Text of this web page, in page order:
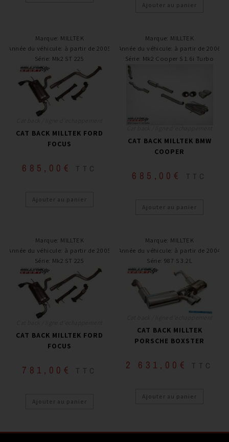
Ajouter au panier
Marque: MILLTEK
Année du véhicule: à partir de 2005
Série: Mk2 ST 225
CAT BACK MILLTEK FORD
FOCUS
685,00 € TTC
Ajouter au panier
Marque: MILLTEK
Année du véhicule: à partir de 2006
Série: Mk2 Cooper S 1.6i Turbo
CAT BACK MILLTEK BMW
COOPER
685,00 € TTC
Ajouter au panier
Marque: MILLTEK
Année du véhicule: à partir de 2005
Série: Mk2 ST 225
CAT BACK MILLTEK FORD
FOCUS
781,00 € TTC
Ajouter au panier
Marque: MILLTEK
Année du véhicule: à partir de 2004
Série: 987 S 3.2L
CAT BACK MILLTEK
PORSCHE BOXSTER
2 631,00 € TTC
Ajouter au panier